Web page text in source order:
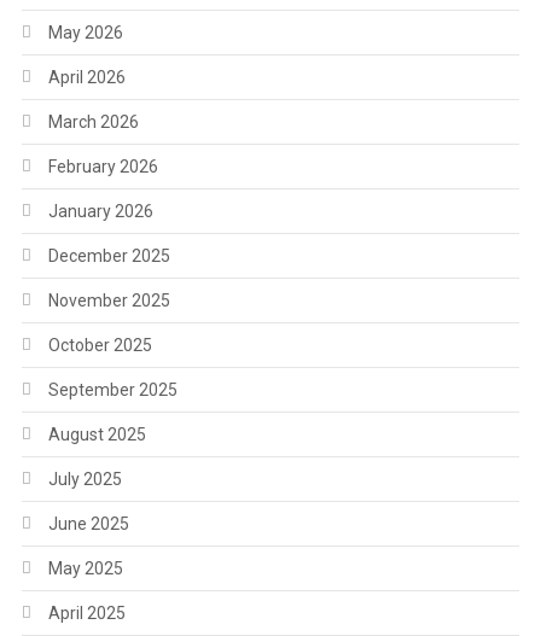
May 2026
April 2026
March 2026
February 2026
January 2026
December 2025
November 2025
October 2025
September 2025
August 2025
July 2025
June 2025
May 2025
April 2025